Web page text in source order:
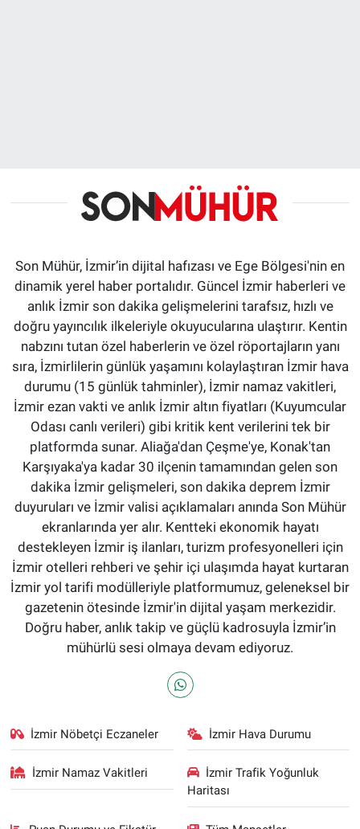
Son Mühür, İzmir’in dijital hafızası ve Ege Bölgesi'nin en
dinamik yerel haber portalıdır. Güncel İzmir haberleri ve
anlık İzmir son dakika gelişmelerini tarafsız, hızlı ve
doğru yayıncılık ilkeleriyle okuyucularına ulaştırır. Kentin
nabzını tutan özel haberlerin ve özel röportajların yanı
sıra, İzmirlilerin günlük yaşamını kolaylaştıran İzmir hava
durumu (15 günlük tahminler), İzmir namaz vakitleri,
İzmir ezan vakti ve anlık İzmir altın fiyatları (Kuyumcular
Odası canlı verileri) gibi kritik kent verilerini tek bir
platformda sunar. Aliağa'dan Çeşme'ye, Konak'tan
Karşıyaka'ya kadar 30 ilçenin tamamından gelen son
dakika İzmir gelişmeleri, son dakika deprem İzmir
duyuruları ve İzmir valisi açıklamaları anında Son Mühür
ekranlarında yer alır. Kentteki ekonomik hayatı
destekleyen İzmir iş ilanları, turizm profesyonelleri için
İzmir otelleri rehberi ve şehir içi ulaşımda hayat kurtaran
İzmir yol tarifi modülleriyle platformumuz, geleneksel bir
gazetenin ötesinde İzmir'in dijital yaşam merkezidir.
Doğru haber, anlık takip ve güçlü kadrosuyla İzmir’in
mühürlü sesi olmaya devam ediyoruz.
İzmir Nöbetçi Eczaneler İzmir Hava Durumu
İzmir Namaz Vakitleri
İzmir Trafik Yoğunluk
Haritası